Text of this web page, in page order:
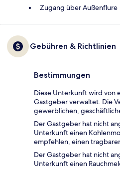
Zugang über Außenflure
Gebühren & Richtlinien
Bestimmungen
Diese Unterkunft wird von
Gastgeber verwaltet. Die
gewerblichen,
Der Gastgeber hat nicht
Unterkunft einen
empfehlen, einen
Der Gastgeber hat nicht
Unterkunft einen